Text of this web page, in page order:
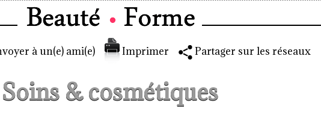
à un(e) ami(e) Imprimer Partager sur les réseaux
Soins & cosmétiques